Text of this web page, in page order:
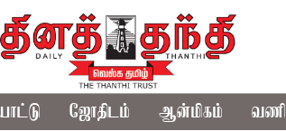
ஜோதிடம் ஆன்மிகம்